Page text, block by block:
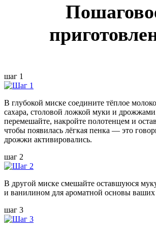
шаг 1
В глубокой миске соедините тёплое
сахара, столовой ложкой муки и
перемешайте, накройте полотенцем и
чтобы появилась лёгкая пенка — это
дрожжи активировались.
шаг 2
В другой миске смешайте оставшуюся
и ванилином для ароматной основы ваших
шаг 3